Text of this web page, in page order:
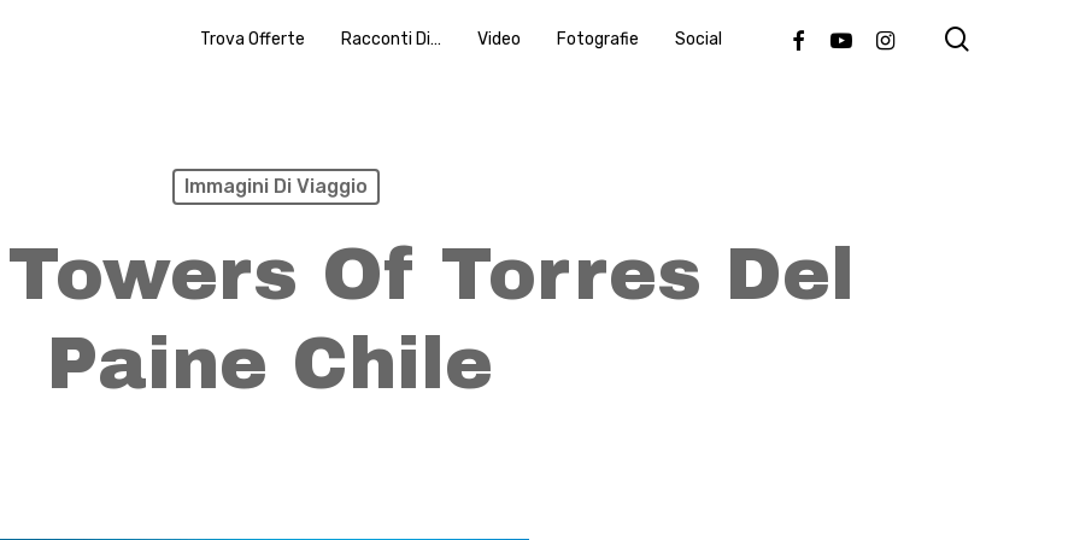
Trova Offerte Racconti Di… Video Fotografie Social FacebookYoutubeInstagram
Immagini Di Viaggio
Of Torres Del
Paine Chile